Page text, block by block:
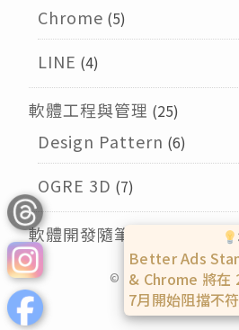
Better Ads
& Chrome 將在
7月開始阻擋不
廣告
Chrome (5)
LINE (4)
軟體工程與管理 (25)
Design Pattern (6)
OGRE 3D (7)
軟體開發隨筆
© 2026Larry的午茶時